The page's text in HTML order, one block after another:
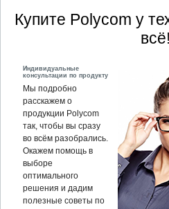
Купите Polycom у
всё!
Индивидуальные
консультации по продукту
Мы подробно
расскажем о
продукции Polycom
так, чтобы вы сразу
во всём разобрались.
Окажем помощь в
выборе
оптимального
решения и дадим
полезные советы по